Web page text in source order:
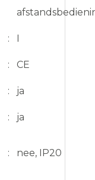
:
: CE
: ja
: ja
: nee, IP20